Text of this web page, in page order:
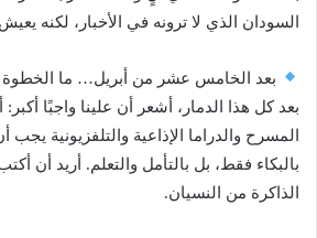
السودان الذي لا ترونه في الأخبار، لكنه
بعد الخامس عشر من أبريل… ما الخطوة
بعد كل هذا الدمار، أشعر أن علينا واجبًا
المسرح والدراما الإذاعية والتلفزيونية يجب
بالبكاء فقط، بل بالتأمل والتعلم. أريد أن
الذاكرة من النسيان.